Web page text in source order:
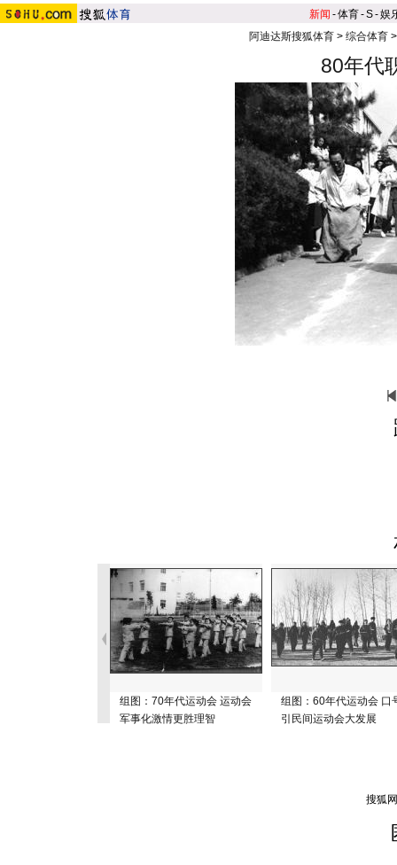
新闻 -体育-S-娱
阿迪达斯搜狐体育> 综合体育
80年代
组图：70年代运动会 运动会
军事化激情更胜理智
组图：60年代运动会 口
引民间运动会大发展